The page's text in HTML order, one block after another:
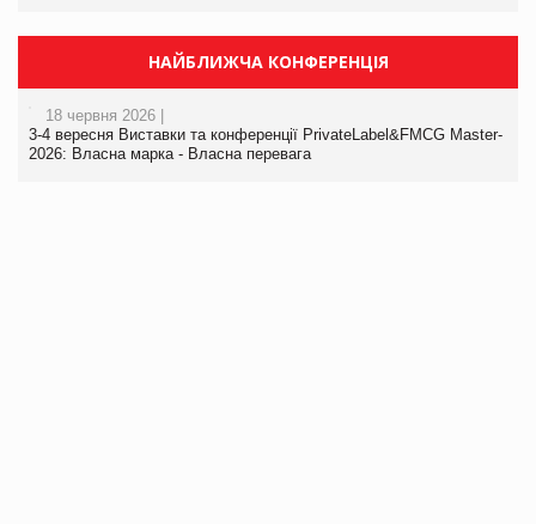
НАЙБЛИЖЧА КОНФЕРЕНЦІЯ
18 червня 2026 |
3-4 вересня Виставки та конференції PrivateLabel&FMCG Master-
2026: Власна марка - Власна перевага